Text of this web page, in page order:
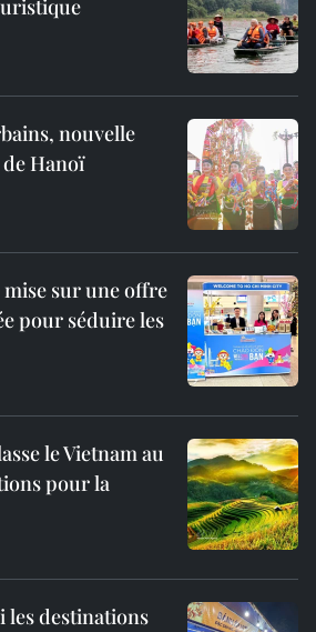
nouvelle
Hanoï
sur une offre
pour séduire les
le Vietnam au
pour la
les destinations